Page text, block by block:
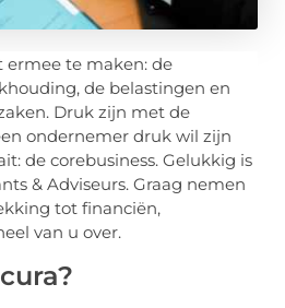
te maken: de
de belastingen en
Druk zijn met de
ondernemer druk wil zijn
de corebusiness. Gelukkig is
& Adviseurs. Graag nemen
tot financiën,
van u over.